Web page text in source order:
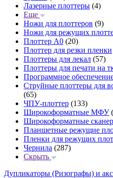
Лазерные плоттеры (4)
Еще
Ножи для плоттеров (9)
Ножи для режущих
Плоттер А0 (20)
Плоттер для резки пленки
Плоттеры для лекал (57)
Плоттеры для печати на
Программное
Струйные плоттеры для
(65)
ЧПУ-плоттер (133)
Широкоформатные МФУ
Широкоформатные
Планшетные режущие
Пленки для режущих
Чернила (287)
Скрыть
Дупликаторы (Ризографы) и